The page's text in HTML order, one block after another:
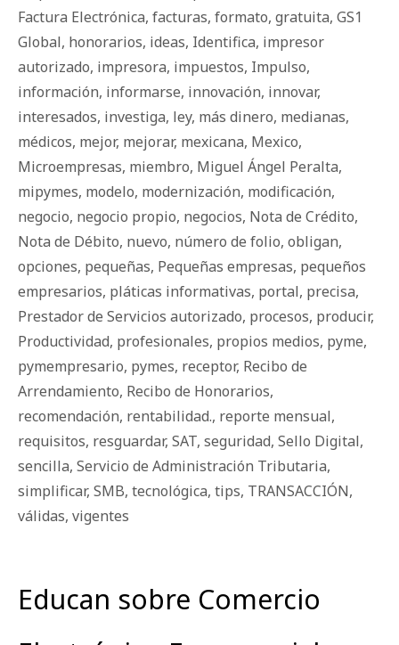
Factura Electrónica, facturas, formato, gratuita, GS1
Global, honorarios, ideas, Identifica, impresor
autorizado, impresora, impuestos, Impulso,
información, informarse, innovación, innovar,
interesados, investiga, ley, más dinero, medianas,
médicos, mejor, mejorar, mexicana, Mexico,
Microempresas, miembro, Miguel Ángel Peralta,
mipymes, modelo, modernización, modificación,
negocio, negocio propio, negocios, Nota de Crédito,
Nota de Débito, nuevo, número de folio, obligan,
opciones, pequeñas, Pequeñas empresas, pequeños
empresarios, pláticas informativas, portal, precisa,
Prestador de Servicios autorizado, procesos, producir,
Productividad, profesionales, propios medios, pyme,
pymempresario, pymes, receptor, Recibo de
Arrendamiento, Recibo de Honorarios,
recomendación, rentabilidad., reporte mensual,
requisitos, resguardar, SAT, seguridad, Sello Digital,
sencilla, Servicio de Administración Tributaria,
simplificar, SMB, tecnológica, tips, TRANSACCIÓN,
válidas, vigentes
Educan sobre Comercio